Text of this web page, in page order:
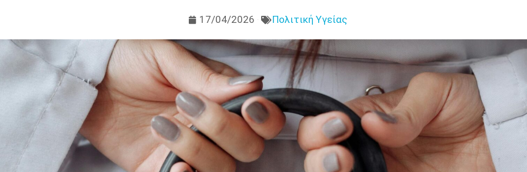
17/04/2026 Πολιτική Υγείας